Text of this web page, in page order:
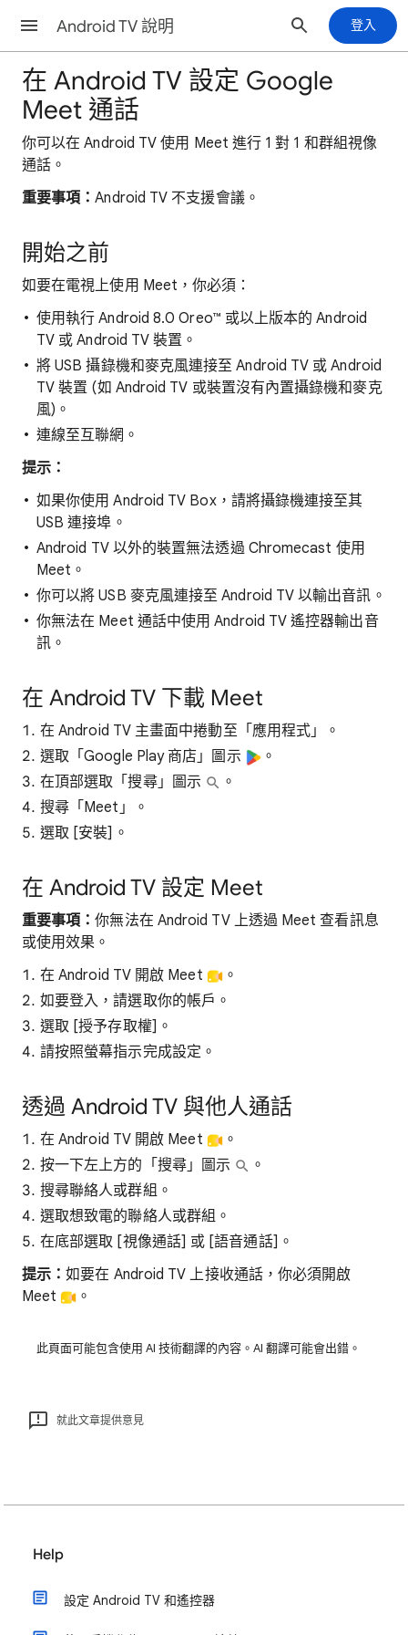
Android TV 說明 登入
在 Android TV 設定 Google
Meet 通話
你可以在 Android TV 使用 Meet 進行 1 對 1 和群組視像
通話。
重要事項：Android TV 不支援會議。
開始之前
如要在電視上使用 Meet，你必須：
使用執行 Android 8.0 Oreo™️ 或以上版本的 Android
TV 或 Android TV 裝置。
將 USB 攝錄機和麥克風連接至 Android TV 或 Android
TV 裝置 (如 Android TV 或裝置沒有內置攝錄機和麥克
風)。
連線至互聯網。
提示：
如果你使用 Android TV Box，請將攝錄機連接至其
USB 連接埠。
Android TV 以外的裝置無法透過 Chromecast 使用
Meet。
你可以將 USB 麥克風連接至 Android TV 以輸出音訊。
你無法在 Meet 通話中使用 Android TV 遙控器輸出音
訊。
在 Android TV 下載 Meet
在 Android TV 主畫面中捲動至「應用程式」。
選取「Google Play 商店」圖示
。
在頂部選取「搜尋」圖示
。
搜尋「Meet」。
選取 [安裝] 。
在 Android TV 設定 Meet
重要事項：你無法在 Android TV 上透過 Meet 查看訊息
或使用效果。
在 Android TV 開啟 Meet
。
如要登入，請選取你的帳戶。
選取 [授予存取權] 。
請按照螢幕指示完成設定。
透過 Android TV 與他人通話
在 Android TV 開啟 Meet
。
按一下左上方的「搜尋」圖示
。
搜尋聯絡人或群組。
選取想致電的聯絡人或群組。
在底部選取 [視像通話] 或 [語音通話] 。
提示：如要在 Android TV 上接收通話，你必須開啟
Meet
。
此頁面可能包含使用 AI 技術翻譯的內容。AI 翻譯可能會出錯。
就此文章提供意見
Help
設定 Android TV 和遙控器